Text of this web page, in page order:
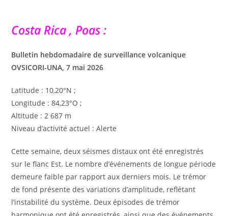
Costa Rica , Poas :
Bulletin hebdomadaire de surveillance volcanique
OVSICORI-UNA, 7 mai 2026
Latitude : 10,20°N ;
Longitude : 84,23°O ;
Altitude : 2 687 m
Niveau d’activité actuel : Alerte
Cette semaine, deux séismes distaux ont été enregistrés
sur le flanc Est. Le nombre d’événements de longue période
demeure faible par rapport aux derniers mois. Le trémor
de fond présente des variations d’amplitude, reflétant
l’instabilité du système. Deux épisodes de trémor